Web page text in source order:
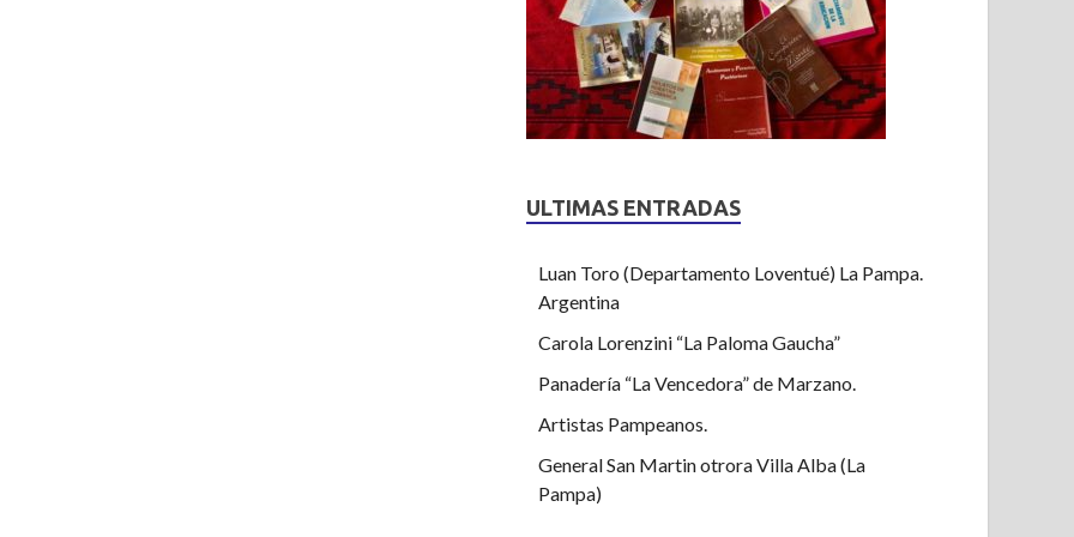
ULTIMAS ENTRADAS
Luan Toro (Departamento Loventué) La Pampa.
Argentina
Carola Lorenzini “La Paloma Gaucha”
Panadería “La Vencedora” de Marzano.
Artistas Pampeanos.
General San Martin otrora Villa Alba (La
Pampa)